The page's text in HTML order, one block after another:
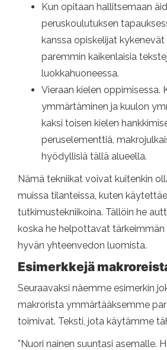
Kun opitaan hallitsemaan
peruskoulutuksen
kanssa opiskelijat
paremmin kaikenlaisia
luokkahuoneessa.
Vieraan kielen oppimisessa.
ymmärtäminen ja kuulon
kaksi toisen kielen
peruselementtiä,
hyödyllisiä tällä alueella.
Nämä tekniikat voivat kuitenkin
muissa tilanteissa, kuten
tutkimustekniikoina. Tällöin he
koska he helpottavat
hyvän yhteenvedon luomista.
Esimerkkejä
Seuraavaksi näemme esimerkin
makrorista ymmärtääksemme
toimivat. Teksti, jota käytämme
”Nuori nainen suuntasi asemalle.